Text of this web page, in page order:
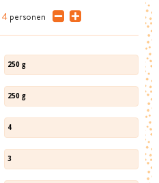
4 personen
250 g
250 g
4
3